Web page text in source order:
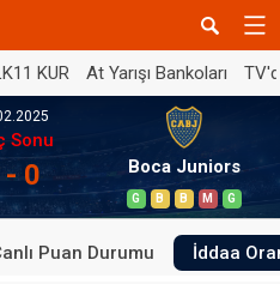
KUR At Yarışı Bankoları
Sonu
- 0 Boca Juniors
G B B M G
Puan Durumu İddaa